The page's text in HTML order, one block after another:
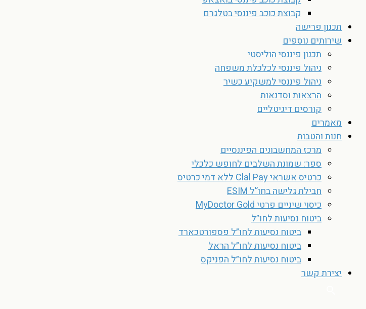
קבוצת כוכב פיננסי בטלגרם
תכנון פרישה
שירותים נוספים
תכנון פיננסי הוליסטי
ניהול פיננסי לכלכלת משפחה
ניהול פיננסי למשקיע כשיר
הרצאות וסדנאות
קורסים דיגיטליים
מאמרים
חנות והטבות
מרכז המחשבונים הפיננסיים
ספר: שמונת השלבים לחופש כלכלי
כרטיס אשראי Clal Pay ללא דמי כרטיס
חבילת גלישה בחו”ל ESIM
כיסוי שיניים פרטי MyDoctor Gold
ביטוח נסיעות לחו״ל
ביטוח נסיעות לחו״ל פספורטכארד
ביטוח נסיעות לחו״ל הראל
ביטוח נסיעות לחו״ל הפניקס
יצירת קשר